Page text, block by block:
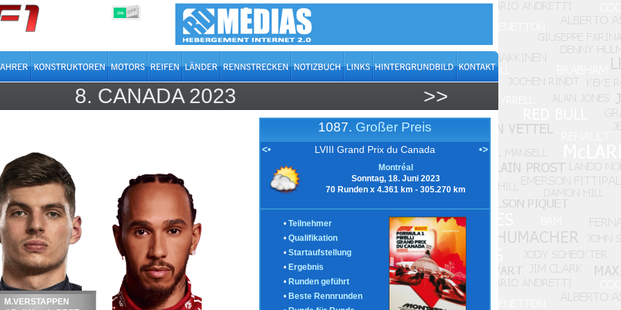
ON OFF
8. CANADA 2023 >>
M.VERSTAPPEN
1087. Großer Preis
<• LVIII Grand Prix du Canada •>
Montréal
Sonntag, 18. Juni 2023
70 Runden x 4.361 km - 305.270 km
• Teilnehmer
• Qualifikation
• Startaufstellung
• Ergebnis
• Runden geführt
• Beste Rennrunden